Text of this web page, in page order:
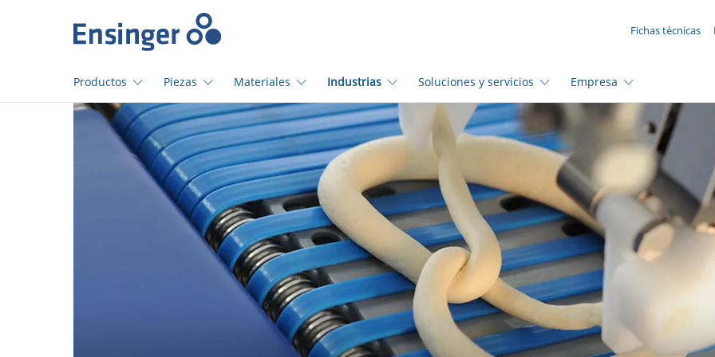
Fichas técnicas
Productos Piezas Materiales Industrias Soluciones y servicios Empresa